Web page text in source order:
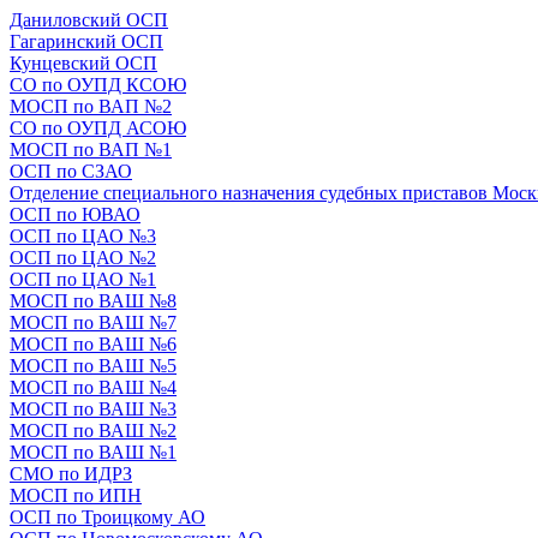
Даниловский ОСП
Гагаринский ОСП
Кунцевский ОСП
СО по ОУПД КСОЮ
МОСП по ВАП №2
СО по ОУПД АСОЮ
МОСП по ВАП №1
ОСП по СЗАО
Отделение специального назначения судебных приставов
ОСП по ЮВАО
ОСП по ЦАО №3
ОСП по ЦАО №2
ОСП по ЦАО №1
МОСП по ВАШ №8
МОСП по ВАШ №7
МОСП по ВАШ №6
МОСП по ВАШ №5
МОСП по ВАШ №4
МОСП по ВАШ №3
МОСП по ВАШ №2
МОСП по ВАШ №1
СМО по ИДРЗ
МОСП по ИПН
ОСП по Троицкому АО